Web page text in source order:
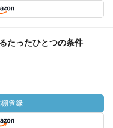
たったひとつの条件